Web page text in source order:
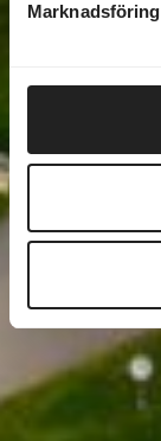
Marknadsföring